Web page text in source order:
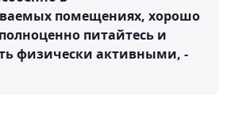
помещениях, хорошо
питайтесь и
физически активными, -